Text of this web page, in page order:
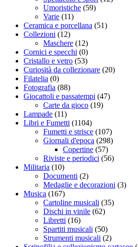
Umoristiche (59)
Varie (11)
Ceramica e porcellana (51)
Collezioni (12)
Maschere (12)
Cornici e specchi (0)
Cristallo e vetro (53)
Curiosità da collezionare (20)
Filatelia (0)
Fotografia (88)
Giocattoli e passatempi (47)
Carte da gioco (19)
Lampade (11)
Libri e Fumetti (1104)
Fumetti e strisce (107)
Giornali d'epoca (298)
Copertine (57)
Riviste e periodici (56)
Militaria (10)
Documenti (2)
Medaglie e decorazioni (3)
Musica (167)
Cartoline musicali (35)
Dischi in vinile (62)
Libretti (16)
Spartiti musicali (50)
Strumenti musicali (2)